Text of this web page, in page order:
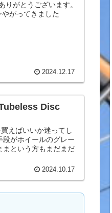
りがとうございます。
がってきました
2024.12.17
Disc
えばいいか迷ってし
段がホイールのグレー
まという方もまだまだ
2024.10.17